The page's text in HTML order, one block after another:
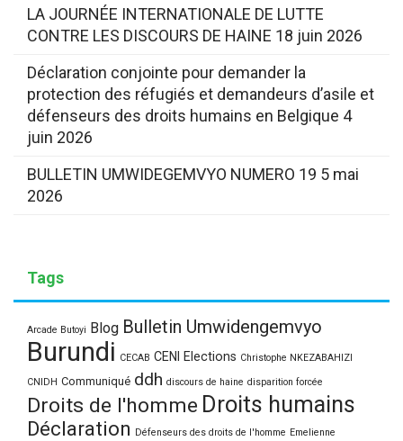
LA JOURNÉE INTERNATIONALE DE LUTTE
CONTRE LES DISCOURS DE HAINE 18 juin 2026
Déclaration conjointe pour demander la
protection des réfugiés et demandeurs d’asile et
défenseurs des droits humains en Belgique 4
juin 2026
BULLETIN UMWIDEGEMVYO NUMERO 19 5 mai
2026
Tags
Arcade Butoyi Blog Bulletin Umwidengemvyo
Burundi CECAB CENI Elections Christophe NKEZABAHIZI
CNIDH Communiqué ddh discours de haine disparition forcée
Droits de l'homme Droits humains
Déclaration Défenseurs des droits de l'homme Emelienne